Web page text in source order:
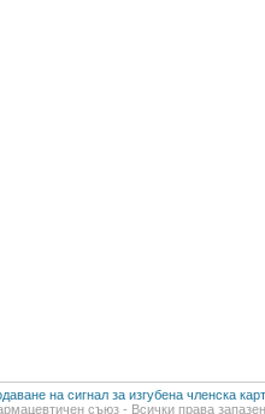
на сигнал за изгубена членска
съюз - Всички права